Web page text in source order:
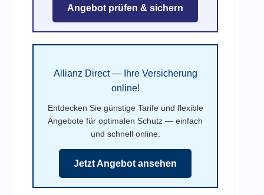
Angebot prüfen & sichern
Allianz Direct — Ihre Versicherung
online!
Entdecken Sie günstige Tarife und flexible
Angebote für optimalen Schutz — einfach
und schnell online.
Jetzt Angebot ansehen